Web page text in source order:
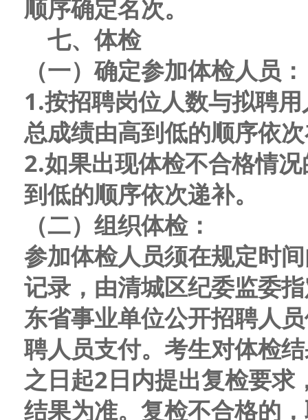
顺序确定名次。
七、体检
（一）确定参加体检人员 ：
1.按招聘岗位人数与拟聘
总成绩由高到低的顺序依次
2.如果出现体检不合格情
到低的顺序依次递补。
（二） 组织体检：
参加体检人员须在规定时
记录， 由清城区纪委监委
东省事业单位公开招聘人
聘人员支付。考生对体检
之日起2日内提出复检要求
结果为准。复检不合格的